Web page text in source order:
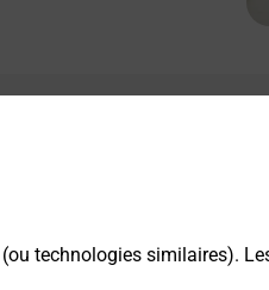
technologies similaires).